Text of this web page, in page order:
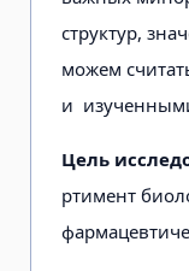
структур,
можем
и
Цель
ртимент